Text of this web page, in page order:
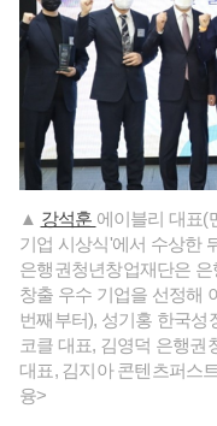
▲ 강석훈 에이블리 대표(
기업 시상식'에서 수상한
은행권청년창업재단은
창출 우수 기업을 선정해
번째부터), 성기홍 한국성
코클 대표, 김영덕 은행권
대표, 김지아 콘텐츠퍼스
융>